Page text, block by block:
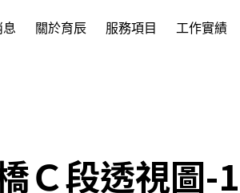
關於育辰 服務項目 工作實績
Ｃ段透視圖-1